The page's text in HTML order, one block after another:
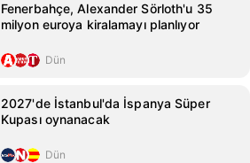
Fenerbahçe, Alexander Sörloth'u 35
milyon euroya kiralamayı planlıyor
Dün
2027'de İstanbul'da İspanya Süper
Kupası oynanacak
Dün